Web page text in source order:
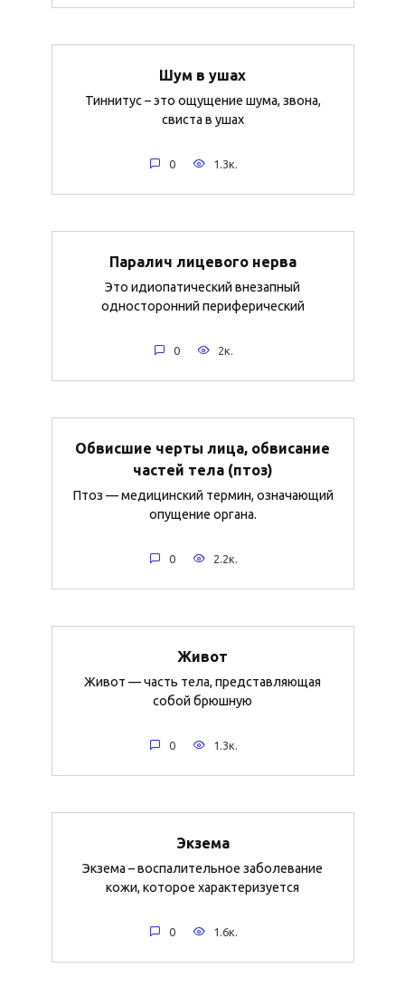
Шум в ушах
Тиннитус – это ощущение шума, звона,
свиста в ушах
0 1.3к.
Паралич лицевого нерва
Это идиопатический внезапный
односторонний периферический
0 2к.
Обвисшие черты лица, обвисание
частей тела (птоз)
Птоз — медицинский термин, означающий
опущение органа.
0 2.2к.
Живот
Живот — часть тела, представляющая
собой брюшную
0 1.3к.
Экзема
Экзема – воспалительное заболевание
кожи, которое характеризуется
0 1.6к.